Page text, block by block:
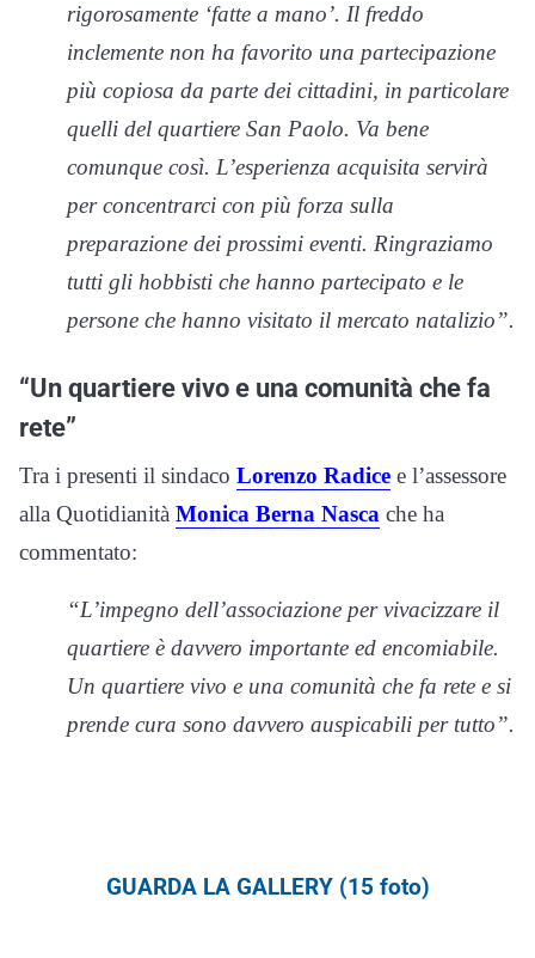
rigorosamente ‘fatte a mano’. Il freddo
inclemente non ha favorito una partecipazione
più copiosa da parte dei cittadini, in particolare
quelli del quartiere San Paolo. Va bene
comunque così. L’esperienza acquisita servirà
per concentrarci con più forza sulla
preparazione dei prossimi eventi. Ringraziamo
tutti gli hobbisti che hanno partecipato e le
persone che hanno visitato il mercato natalizio”.
“Un quartiere vivo e una comunità che fa
rete”
Tra i presenti il sindaco Lorenzo Radice e l’assessore
alla Quotidianità Monica Berna Nasca che ha
commentato:
“L’impegno dell’associazione per vivacizzare il
quartiere è davvero importante ed encomiabile.
Un quartiere vivo e una comunità che fa rete e si
prende cura sono davvero auspicabili per tutto”.
GUARDA LA GALLERY (15 foto)